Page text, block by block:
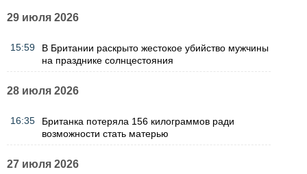
29 июля 2026
15:59
В Британии раскрыто жестокое убийство мужчины
на празднике солнцестояния
28 июля 2026
16:35
Британка потеряла 156 килограммов ради
возможности стать матерью
27 июля 2026